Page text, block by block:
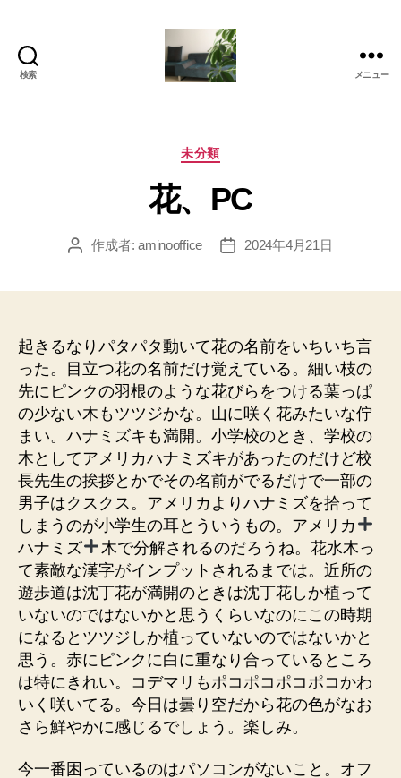
検索
美
か
も
あ
の
グ
メニュー
カ
ゴ
リ
未分類
花、PC
投
作成者:aminooffice
投
2024年4月21日
起きるなりパタパタ動いて花の名前をいちいち言
った。目立つ花の名前だけ覚えている。細い枝の
先にピンクの羽根のような花びらをつける葉っぱ
の少ない木もツツジかな。山に咲く花みたいな佇
まい。ハナミズキも満開。小学校のとき、学校の
木としてアメリカハナミズキがあったのだけど校
長先生の挨拶とかでその名前がでるだけで一部の
男子はクスクス。アメリカよりハナミズを拾って
しまうのが小学生の耳とういうもの。アメリカ
ハナミズ
木で分解されるのだろうね。花水木っ
て素敵な漢字がインプットされるまでは。近所の
遊歩道は沈丁花が満開のときは沈丁花しか植って
いないのではないかと思うくらいなのにこの時期
になるとツツジしか植っていないのではないかと
思う。赤にピンクに白に重なり合っているところ
は特にきれい。コデマリもポコポコポコポコかわ
いく咲いてる。今日は曇り空だから花の色がなお
さら鮮やかに感じるでしょう。楽しみ。
今一番困っているのはパソコンがないこと。オフ